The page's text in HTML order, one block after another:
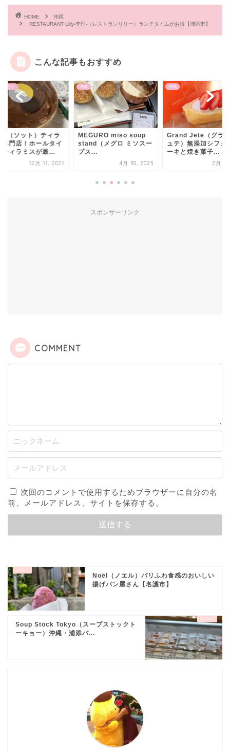
HOME
沖縄
RESTAURANT Lilly-李理-（レストランリリー）ランチタイムがお得【浦添市】
こんな記事もおすすめ
アウト
（ソット）ティラ
専門店！ホールタイ
ティラミスが最...
12月 11, 2021
沖縄
MEGURO miso soup
stand（メグロ ミソスー
プス...
4月 30, 2023
沖縄
Grand Jete（グラ
ュテ）無添加シフォ
ーキと焼き菓子...
2月 1,
スポンサーリンク
COMMENT
次回のコメントで使用するためブラウザーに自分の名
前、メールアドレス、サイトを保存する。
Noël（ノエル）パリふわ食感のおいしい
揚げパン屋さん【名護市】
Soup Stock Tokyo（スープストックト
ーキョー）沖縄・浦添パ...